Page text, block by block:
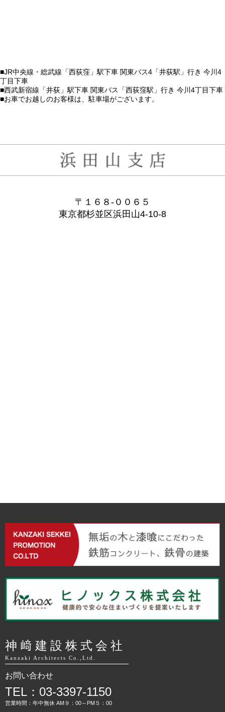
■JR中央線・総武線「西荻窪」駅下車 関東バス4「井荻駅」行き 今川4
丁目下車
■西武新宿線「井荻」駅下車 関東バス「西荻窪駅」行き 今川4丁目下車
■お車でお越しのお客様は、駐車場がございます。
〒１６８-００６５
東京都杉並区浜田山4-10-8
神﨑建設株式会社
Kanzaki Architects Co.,Ltd.
お問い合わせ
TEL：03-3397-1150
営業時間：年中無休 AM９：00～PM５：00